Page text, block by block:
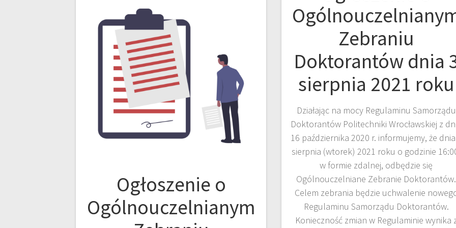
Zebraniu
Doktorantów dnia
sierpnia 2021 roku
Działając na mocy Regulaminu Samorządu
Doktorantów Politechniki Wrocławskiej z
16 października 2020 r. informujemy, że
sierpnia (wtorek) 2021 roku o godzinie
w formie zdalnej, odbędzie się
Ogólnouczelniane Zebranie Doktorantów.
Celem zebrania będzie uchwalenie
Regulaminu Samorządu Doktorantów.
Konieczność zmian w Regulaminie wynika
Ogłoszenie o
Ogólnouczelnianym